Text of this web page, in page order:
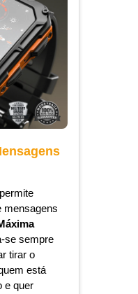
permite
mensagens
se sempre
tirar o
está
e quer